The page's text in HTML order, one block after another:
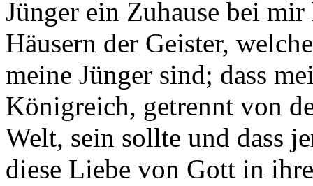
Jünger ein Zuhause bei
Häusern der Geister,
meine Jünger sind; dass
Königreich, getrennt von
Welt, sein sollte und dass
diese Liebe von Gott in